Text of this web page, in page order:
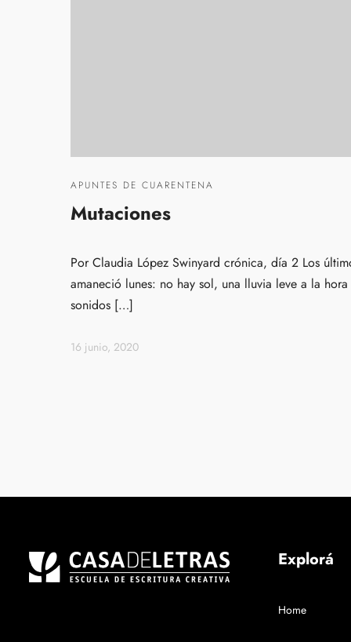
APUNTES DE CUARENTENA
Mutaciones
Por Claudia López Swinyard crónica, día 2 Los
amaneció lunes: no hay sol, una lluvia leve a la
sonidos […]
16 junio, 2020
Explorá
Home